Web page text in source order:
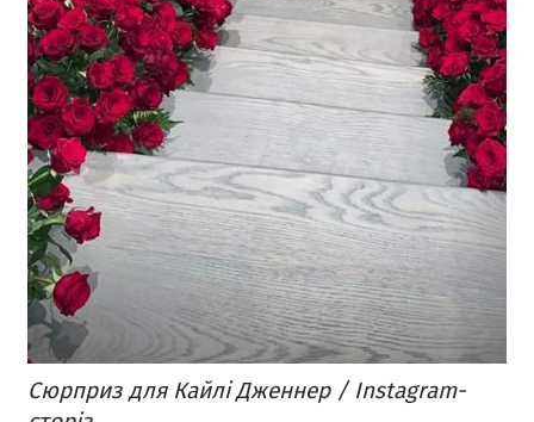
Сюрприз для Кайлі Дженнер / Instagram-